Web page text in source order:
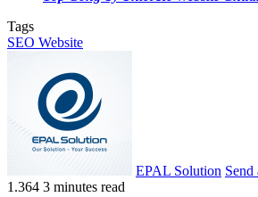
Tags
SEO Website
EPAL Solution Send
1.364 3 minutes read